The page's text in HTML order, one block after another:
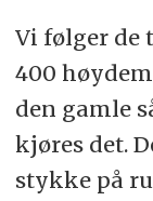
Vi følger de
400
den gamle
kjøres det.
stykke på